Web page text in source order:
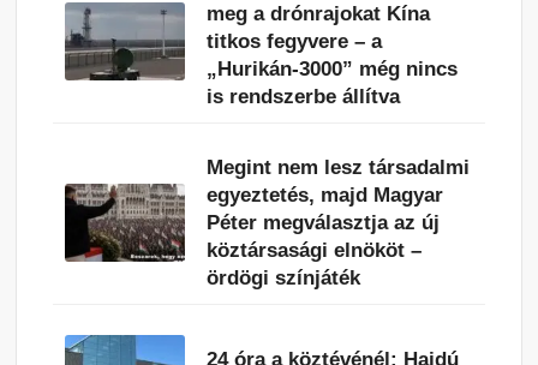
meg a drónrajokat Kína
titkos fegyvere – a
„Hurikán-3000” még nincs
is rendszerbe állítva
Megint nem lesz társadalmi
egyeztetés, majd Magyar
Péter megválasztja az új
köztársasági elnököt –
ördögi színjáték
24 óra a köztévénél: Hajdú